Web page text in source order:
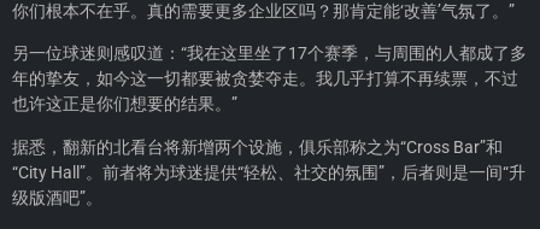
你们根本不在乎。真的需要更多企业区吗？那肯定能‘改善’气氛了。”
另一位球迷则感叹道：“我在这里坐了17个赛季，与周围的人都成了多
年的挚友，如今这一切都要被贪婪夺走。我几乎打算不再续票，不过
也许这正是你们想要的结果。”
据悉，翻新的北看台将新增两个设施，俱乐部称之为“Cross Bar”和
“City Hall”。前者将为球迷提供“轻松、社交的氛围”，后者则是一间“升
级版酒吧”。